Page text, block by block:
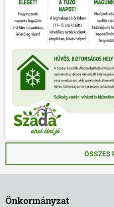
ÖSSZES
Önkormányzat